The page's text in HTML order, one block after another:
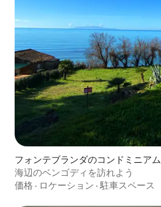
フォンテブランダのコンドミニアム
海辺のベンゴディを訪れよう
価格 · ロケーション ·駐車スペース